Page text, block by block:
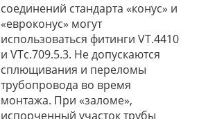
соединений стандарта «конус» и
«евроконус» могут
использоваться фитинги VT.4410
и VTc.709.5.3. Не допускаются
сплющивания и переломы
трубопровода во время
монтажа. При «заломе»,
испорченный участок трубы